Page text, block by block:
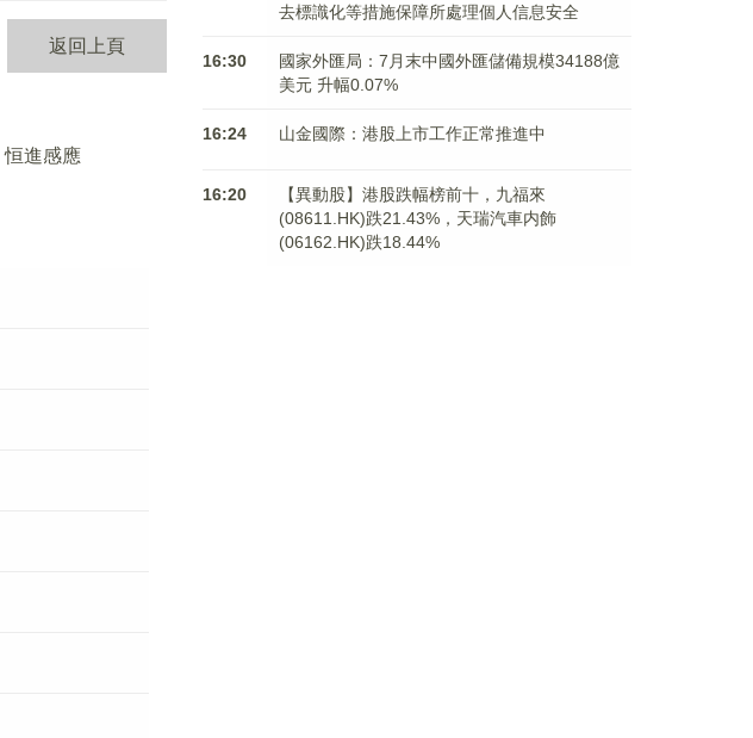
返回上頁
恒進感應
去標識化等措施保障所處理個人信息安全
16:30
國家外匯局：7月末中國外匯儲備規模34188億
美元 升幅0.07%
16:24 山金國際：港股上市工作正常推進中
16:20
【異動股】港股跌幅榜前十，九福來
(08611.HK)跌21.43%，天瑞汽車内飾
(06162.HK)跌18.44%